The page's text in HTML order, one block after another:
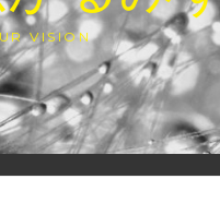
VISION